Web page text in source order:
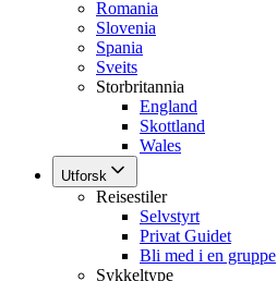
Romania
Slovenia
Spania
Sveits
Storbritannia
England
Skottland
Wales
Utforsk
Reisestiler
Selvstyrt
Privat Guidet
Bli med i en gruppe
Sykkeltype